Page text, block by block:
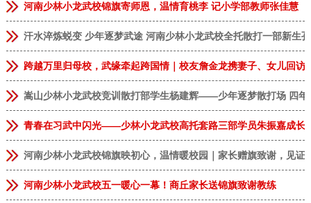
河南少林小龙武校锦旗寄师恩，温情育桃李 记小学部教师张佳慧
汗水淬炼蜕变 少年逐梦武途 河南少林小龙武校全托散打一部新生
跨越万里归母校，武缘牵起跨国情｜校友詹金龙携妻子、女儿回访
嵩山少林小龙武校竞训散打部学生杨建辉——少年逐梦散打场 四年
青春在习武中闪光——少林小龙武校高托套路三部学员朱振嘉成长
河南少林小龙武校锦旗映初心，温情暖校园｜家长赠旗致谢，见证
河南少林小龙武校五一暖心一幕！商丘家长送锦旗致谢教练